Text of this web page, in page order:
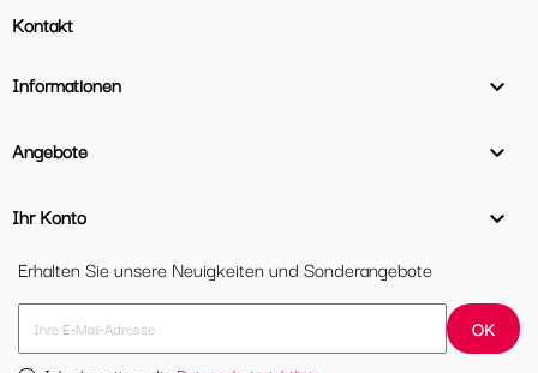
Kontakt
Informationen 
Angebote 
Ihr Konto

Erhalten Sie unsere Neuigkeiten und Sonderangebote